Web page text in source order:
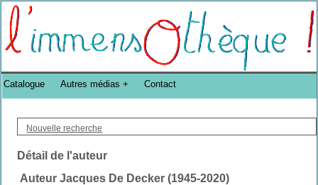
Bibliothèque DoucheFLUX Bibliotheek -->
Nouvelle recherche
Détail de l'auteur
Auteur Jacques De Decker (1945-2020)
Catalogue Autres médias Contact